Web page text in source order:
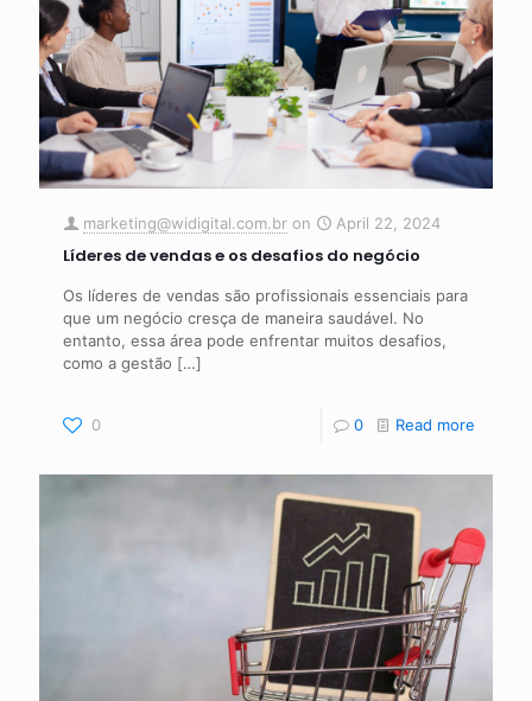
marketing@widigital.com.br on April 22, 2024
Líderes de vendas e os desafios do negócio
Os líderes de vendas são profissionais essenciais para
que um negócio cresça de maneira saudável. No
entanto, essa área pode enfrentar muitos desafios,
como a gestão […]
0 0 Read more